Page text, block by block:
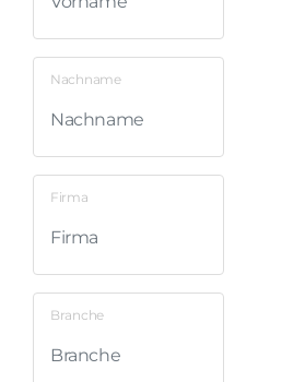
Nachname
Firma
Branche